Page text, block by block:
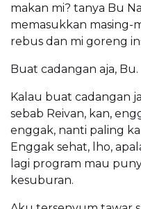
makan mi? tanya Bu
memasukkan masing-
rebus dan mi goreng
Buat cadangan aja, Bu.
Kalau buat cadangan
sebab Reivan, kan,
enggak, nanti paling
Enggak sehat, lho,
lagi program mau
kesuburan.